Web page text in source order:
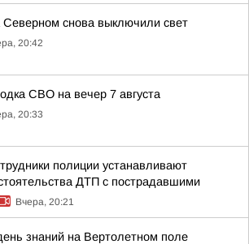
Северном снова выключили свет
20:42
СВО на вечер 7 августа
20:33
полиции устанавливают
ДТП с пострадавшими
Вчера, 20:21
знаний на Вертолетном поле